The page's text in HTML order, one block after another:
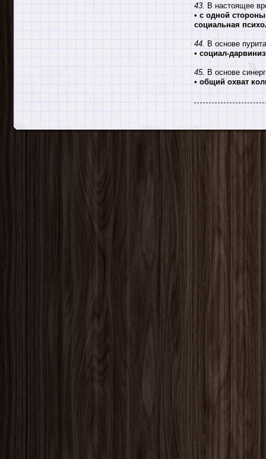
43. В настоящее
• с одной
социальная
44. В основе
• социал-
45. В основе
• общий охват